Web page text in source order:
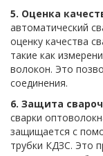
5. Оценка
автоматический
оценку качества
такие как
волокон. Это
соединения.
6. Защита
сварки
защищается с
трубки КДЗС. Это